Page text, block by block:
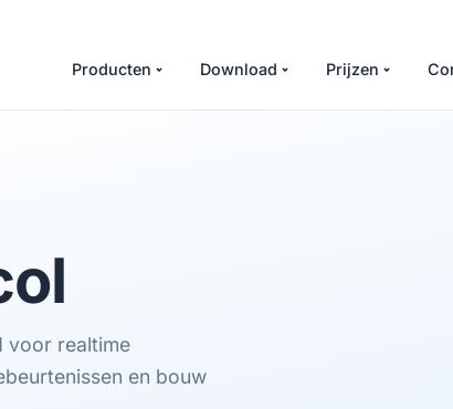
Producten Download Prijzen
voor realtime
en bouw